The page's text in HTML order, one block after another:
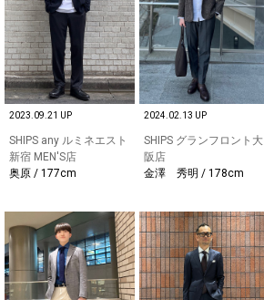
2023.09.21 UP
SHIPS any ルミネエスト
新宿 MEN'S店
奥原 / 177cm
2024.02.13 UP
SHIPS グランフロント大
阪店
金澤 秀明 / 178cm